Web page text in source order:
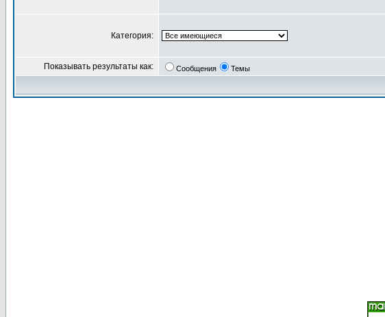
Категория:
Показывать результаты как: Сообщения Темы